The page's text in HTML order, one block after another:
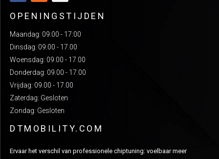
OPENINGSTIJDEN
Maandag: 09:00 - 17:00
Dinsdag: 09.00 - 17.00
Woensdag: 09.00 - 17.00
Donderdag: 09.00 - 17.00
Vrijdag: 09.00 - 17.00
Zaterdag: Gesloten
Zondag: Gesloten
DTMOBILITY.COM
Ervaar het verschil van professionele chiptuning: voelbaar meer